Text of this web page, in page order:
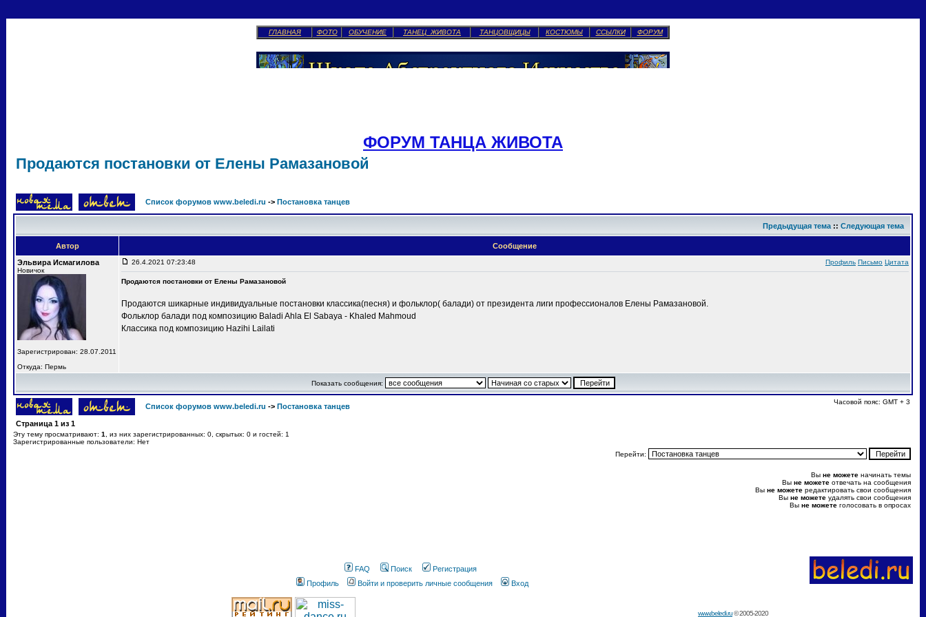
ГЛАВНАЯ ФОТО ОБУЧЕНИЕ ТАНЕЦ ЖИВОТА ТАНЦОВЩИЦЫ КОСТЮМЫ ССЫЛКИ ФОРУМ
ФОРУМ ТАНЦА ЖИВОТА
Продаются постановки от Елены Рамазановой
Список форумов www.beledi.ru -> Постановка танцев
Предыдущая тема :: Следующая тема
Автор
Сообщение
Эльвира Исмагилова
Новичок
Зарегистрирован: 28.07.2011
Откуда: Пермь
26.4.2021 07:23:48 Профиль Письмо Цитата
Продаются постановки от Елены Рамазановой
Продаются шикарные индивидуальные постановки классика(песня) и фольклор( балади) от президента лиги профессионалов Елены Рамазановой.
Фольклор балади под композицию Baladi Ahla El Sabaya - Khaled Mahmoud
Классика под композицию Hazihi Lailati
Показать сообщения:
Список форумов www.beledi.ru -> Постановка танцев
Часовой пояс: GMT + 3
Страница 1 из 1
Эту тему просматривают: 1
, из них зарегистрированных: 0, скрытых: 0 и гостей: 1
Зарегистрированные пользователи: Нет
Перейти:
Вы не можете начинать темы
Вы не можете отвечать на сообщения
Вы не можете редактировать свои сообщения
Вы не можете удалять свои сообщения
Вы не можете голосовать в опросах
FAQ Поиск
Регистрация
Профиль
Войти и проверить личные сообщения Вход
www.beledi.ru© 2005-2020